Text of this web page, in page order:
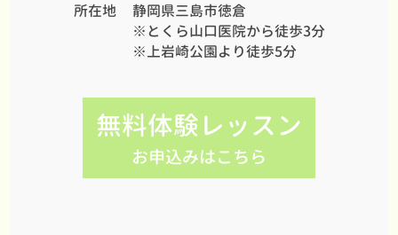
所在地
静岡県三島市徳倉
※とくら山口医院から徒歩3分
※上岩崎公園より徒歩5分
無料体験レッスン
お申込みはこちら